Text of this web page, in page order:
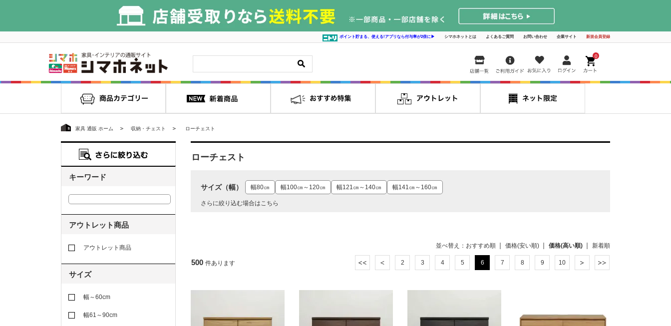
ポイント貯まる、使える!アプリなら付与率が2倍に▶ シマホネットとは よくあるご質問 お問い合わせ 企業サイト 新規会員登録
0
家具 通販 ホーム 収納・チェスト ローチェスト
ローチェスト
サイズ（幅） 幅80㎝ 幅100㎝～120㎝ 幅121㎝～140㎝ 幅141㎝～160㎝
さらに絞り込む場合はこちら
並べ替え： おすすめ順 価格(安い順) 価格(高い順) 新着順
500 件あります 2 3 4 5 6 7 8 9 10
キーワード
アウトレット商品
アウトレット商品
サイズ
幅～60cm
幅61～90cm